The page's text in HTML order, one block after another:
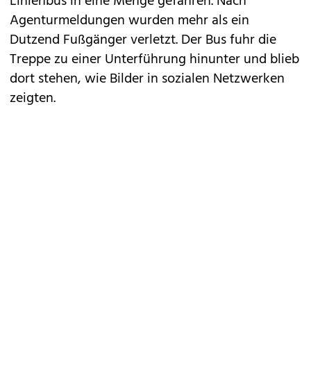
Agenturmeldungen wurden mehr als ein
Dutzend Fußgänger verletzt. Der Bus fuhr die
Treppe zu einer Unterführung hinunter und blieb
dort stehen, wie Bilder in sozialen Netzwerken
zeigten.